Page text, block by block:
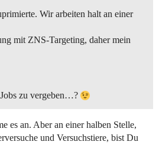
Wir arbeiten halt an einer
mit ZNS-Targeting, daher mein
zu vergeben…?
es an. Aber an einer halben Stelle,
und Versuchstiere, bist Du